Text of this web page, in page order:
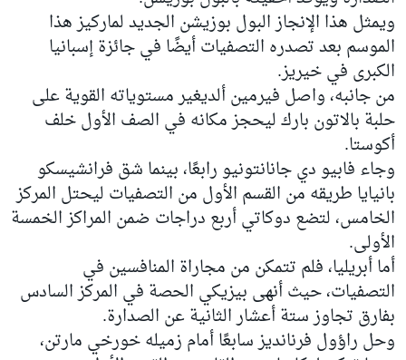
ويمثل هذا الإنجاز البول بوزيشن الجديد لماركيز هذا
الموسم بعد تصدره التصفيات أيضًا في جائزة إسبانيا
الكبرى في خيريز.
من جانبه، واصل فيرمين ألديغير مستوياته القوية على
حلبة بالاتون بارك ليحجز مكانه في الصف الأول خلف
أكوستا.
وجاء فابيو دي جانانتونيو رابعًا، بينما شق فرانشيسكو
بانيايا طريقه من القسم الأول من التصفيات ليحتل المركز
الخامس، لتضع دوكاتي أربع دراجات ضمن المراكز الخمسة
الأولى.
أما أبريليا، فلم تتمكن من مجاراة المنافسين في
التصفيات، حيث أنهى بيزيكي الحصة في المركز السادس
بفارق تجاوز ستة أعشار الثانية عن الصدارة.
وحل راؤول فرنانديز سابعًا أمام زميله خورخي مارتن،